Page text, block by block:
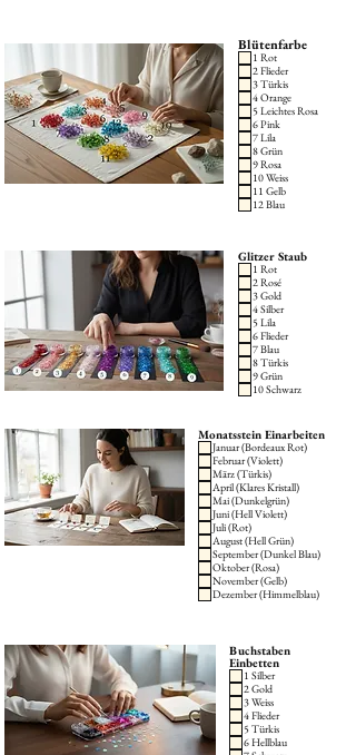
Blütenfarbe
1 Rot
2 Flieder
3 Türkis
4 Orange
5 Leichtes Rosa
6 Pink
7 Lila
8 Grün
9 Rosa
10 Weiss
11 Gelb
12 Blau
Glitzer Staub
1 Rot
2 Rosé
3 Gold
4 Silber
5 Lila
6 Flieder
7 Blau
8 Türkis
9 Grün
10 Schwarz
Monatsstein Einarbeiten
Januar (Bordeaux Rot)
Februar (Violett)
März (Türkis)
April (Klares Kristall)
Mai (Dunkelgrün)
Juni (Hell Violett)
Juli (Rot)
August (Hell Grün)
September (Dunkel Blau)
Oktober (Rosa)
November (Gelb)
Dezember (Himmelblau)
Buchstaben
Einbetten
1 Silber
2 Gold
3 Weiss
4 Flieder
5 Türkis
6 Hellblau